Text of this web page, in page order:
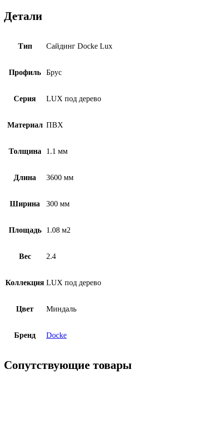
Детали
Тип Сайдинг Docke Lux
Профиль Брус
Серия LUX под дерево
Материал ПВХ
Толщина 1.1 мм
Длина 3600 мм
Ширина 300 мм
Площадь 1.08 м2
Вес 2.4
Коллекция LUX под дерево
Цвет Миндаль
Бренд Docke
Сопутствующие товары